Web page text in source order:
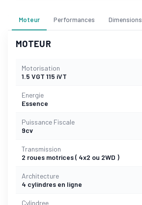
Moteur Performances Dimensions
MOTEUR
Motorisation
1.5 VGT 115 iVT
Energie
Essence
Puissance Fiscale
9cv
Transmission
2 roues motrices ( 4x2 ou 2WD )
Architecture
4 cylindres en ligne
Cylindree